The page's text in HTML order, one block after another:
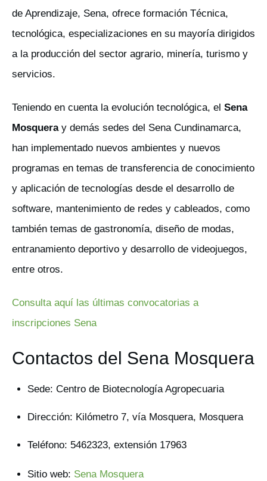
de Aprendizaje, Sena, ofrece formación Técnica,
tecnológica, especializaciones en su mayoría dirigidos
a la producción del sector agrario, minería, turismo y
servicios.
Teniendo en cuenta la evolución tecnológica, el Sena
Mosqueray demás sedes del Sena Cundinamarca,
han implementado nuevos ambientes y nuevos
programas en temas de transferencia de conocimiento
y aplicación de tecnologías desde el desarrollo de
software, mantenimiento de redes y cableados, como
también temas de gastronomía, diseño de modas,
entranamiento deportivo y desarrollo de videojuegos,
entre otros.
Consulta aquí las últimas convocatorias a
inscripciones Sena
Contactos del Sena Mosquera
Sede: Centro de Biotecnología Agropecuaria
Dirección: Kilómetro 7, vía Mosquera, Mosquera
Teléfono: 5462323, extensión 17963
Sitio web: Sena Mosquera